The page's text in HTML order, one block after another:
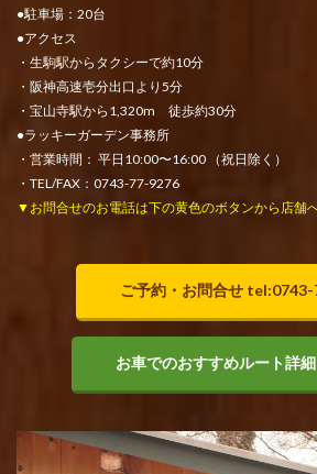
●駐車場：20台
●アクセス
・生駒駅からタクシーで約10分
・阪神高速壱分出口より5分
・宝山寺駅から1,320m 徒歩約30分
●ラッキーガーデン事務所
・営業時間： 平日10:00〜16:00 （祝日除く）
・TEL/FAX：0743-77-9276
▼お問合せのお電話は下の黄色のボタンから店舗
ご予約・お問合せ
お車でのおすすめルート詳